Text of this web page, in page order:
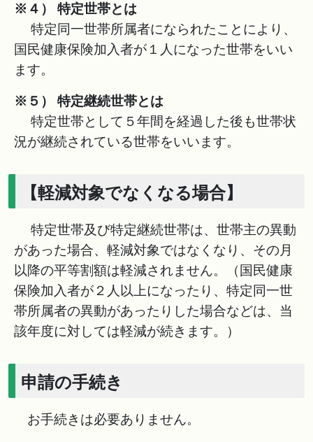
※４） 特定世帯とは
特定同一世帯所属者になられたことにより、
国民健康保険加入者が１人になった世帯をいい
ます。
※５） 特定継続世帯とは
特定世帯として５年間を経過した後も世帯状
況が継続されている世帯をいいます。
【軽減対象でなくなる場合】
特定世帯及び特定継続世帯は、世帯主の異動
があった場合、軽減対象ではなくなり、その月
以降の平等割額は軽減されません。（国民健康
保険加入者が２人以上になったり、特定同一世
帯所属者の異動があったりした場合などは、当
該年度に対しては軽減が続きます。）
申請の手続き
お手続きは必要ありません。